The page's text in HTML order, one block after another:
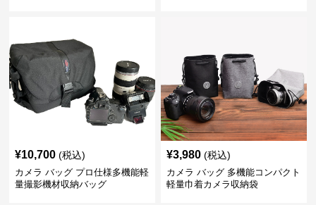
¥10,700 (税込)
カメラ バッグ プロ仕様多機能軽
量撮影機材収納バッグ
¥3,980 (税込)
カメラ バッグ 多機能コンパクト
軽量巾着カメラ収納袋